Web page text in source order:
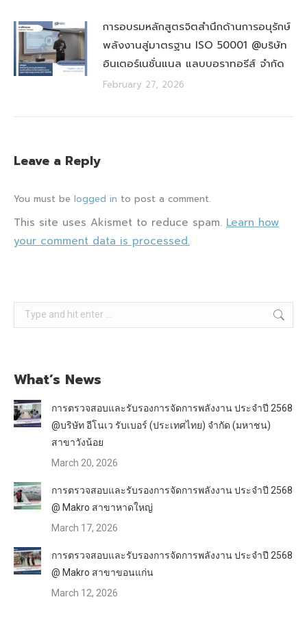
การอบรมหลักสูตรจิตสำนึกด้านการอนุรักษ์
พลังงานสู่มาตรฐาน ISO 50001 @บริษัท
อินเตอร์เนชั่นแนล แลบบอราทอรีส์ จำกัด
February 27, 2026
Leave a Reply
You must be logged in to post a comment.
This site uses Akismet to reduce spam. Learn how
your comment data is processed.
Search:
What’s News
การตรวจสอบและรับรองการจัดการพลังงาน ประจำปี 2568
@บริษัท อีโนเว รับเบอร์ (ประเทศไทย) จำกัด (มหาชน)
สาขาวังน้อย
March 20, 2026
การตรวจสอบและรับรองการจัดการพลังงาน ประจำปี 2568
@ Makro สาขาหาดใหญ่
March 17, 2026
การตรวจสอบและรับรองการจัดการพลังงาน ประจำปี 2568
@ Makro สาขาขอนแก่น
March 12, 2026